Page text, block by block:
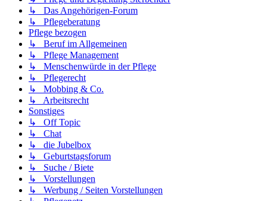
↳ Das Angehörigen-Forum
↳ Pflegeberatung
Pflege bezogen
↳ Beruf im Allgemeinen
↳ Pflege Management
↳ Menschenwürde in der Pflege
↳ Pflegerecht
↳ Mobbing & Co.
↳ Arbeitsrecht
Sonstiges
↳ Off Topic
↳ Chat
↳ die Jubelbox
↳ Geburtstagsforum
↳ Suche / Biete
↳ Vorstellungen
↳ Werbung / Seiten Vorstellungen